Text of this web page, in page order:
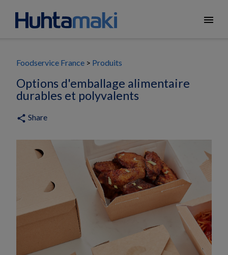
menu
Foodservice France Produits
Options d'emballage alimentaire
durables et polyvalents
share Share